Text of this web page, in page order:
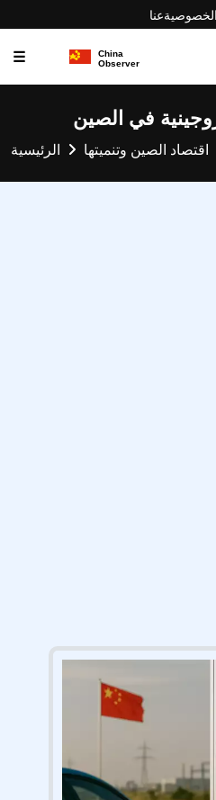
عناالخصوصية
☰
في الصين
الرئيسية اقتصاد الصين وتنميتها